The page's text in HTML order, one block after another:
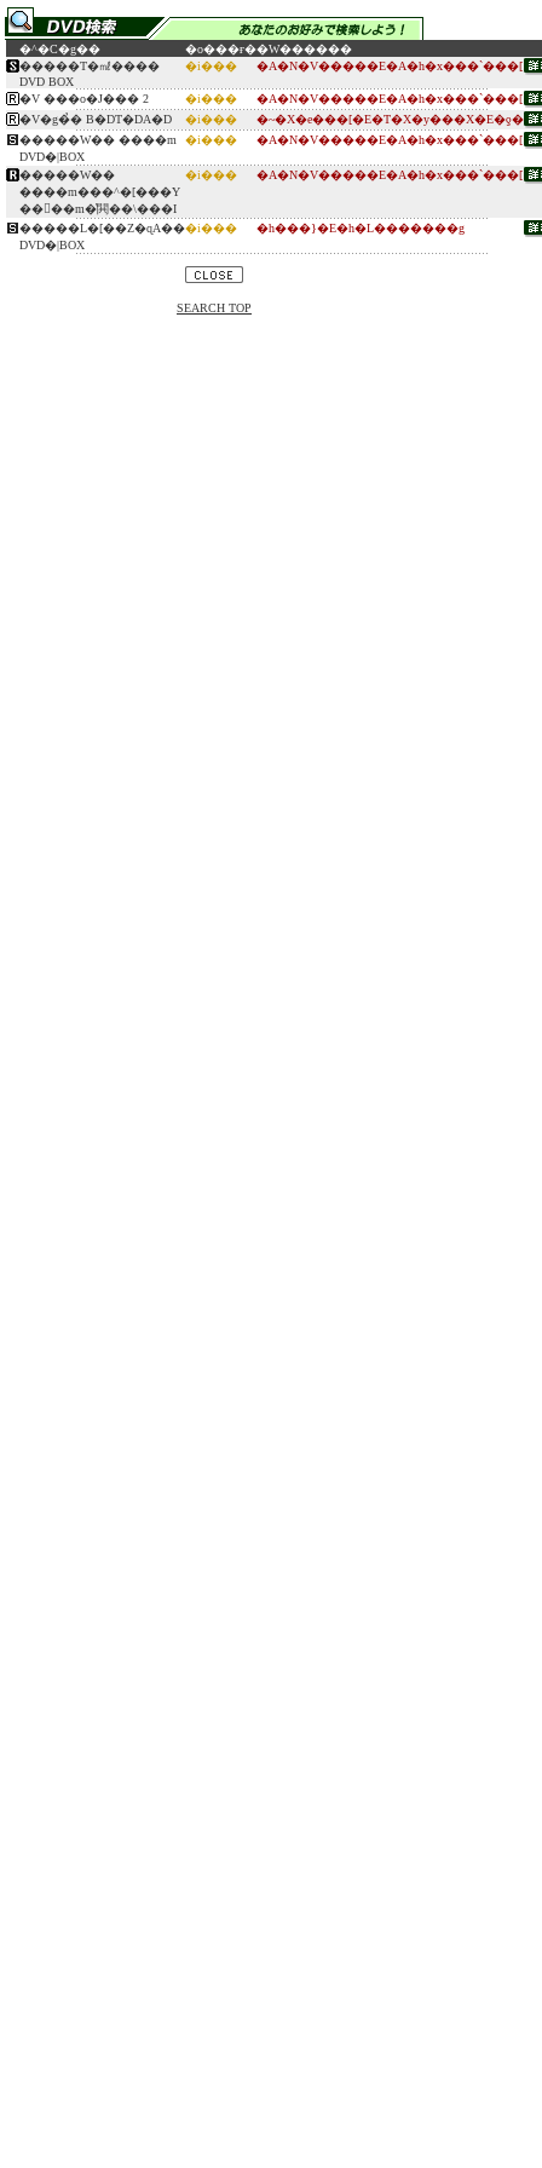
�^�C�g�� �o���ғ��W������
�����T�㎖����
DVD BOX
�i��� �A�N�V�����E�A�h�x���`���[
�V ���o�J��� 2 �i���
�A�N�V�����E�A�h�x���`���[
�V�g�̉� B�DT�DA�D
�i���
�~�X�e���[�E�T�X�y���X�E�ƍ�
�����W�� ����m
DVD�|BOX
�i��� �A�N�V�����E�A�h�x���`���[
�����W��
����m���^�[���Y
���ٌ�m�̔閧��\���I
�i��� �A�N�V�����E�A�h�x���`���[
�����L�[��Z�ɋA��
DVD�|BOX
�i��� �h���}�E�h�L�������g
SEARCH TOP